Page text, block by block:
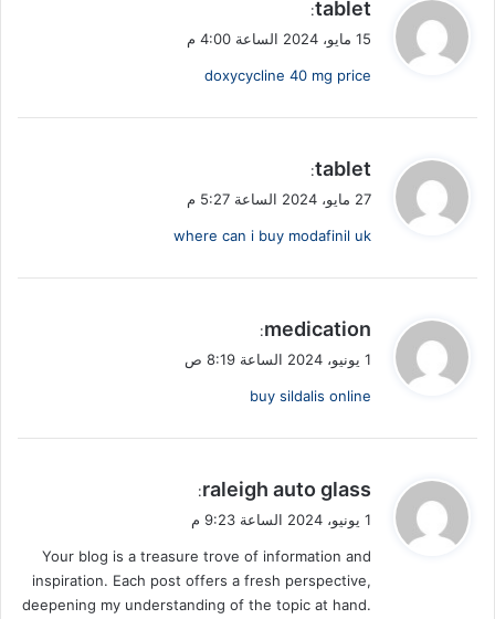
ي
ق
ل
tablet
:
15 مايو، 2024 الساعة 4:00 م
doxycycline 40 mg price
ي
ق
ل
tablet
:
27 مايو، 2024 الساعة 5:27 م
where can i buy modafinil uk
ي
ق
ل
medication
:
1 يونيو، 2024 الساعة 8:19 ص
buy sildalis online
ي
ق
ل
raleigh auto glass
:
1 يونيو، 2024 الساعة 9:23 م
Your blog is a treasure trove of information and
inspiration. Each post offers a fresh perspective,
deepening my understanding of the topic at hand.